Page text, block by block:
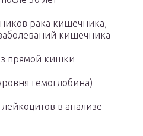
рака кишечника,
кишечника
прямой кишки
гемоглобина)
в анализе